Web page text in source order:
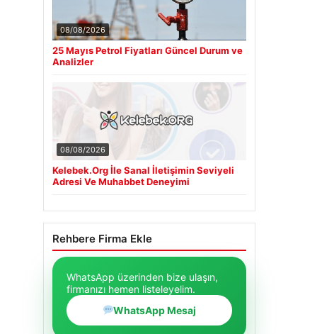
08/08/2026
25 Mayıs Petrol Fiyatları Güncel Durum ve
Analizler
08/08/2026
Kelebek.Org İle Sanal İletişimin Seviyeli
Adresi Ve Muhabbet Deneyimi
Rehbere Firma Ekle
WhatsApp üzerinden bize ulaşın,
firmanızı hemen listeleyelim.
WhatsApp Mesaj